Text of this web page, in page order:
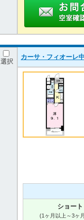
選択
カーサ・フィオーレ
ショート
(1ヶ月以上～3ヶ